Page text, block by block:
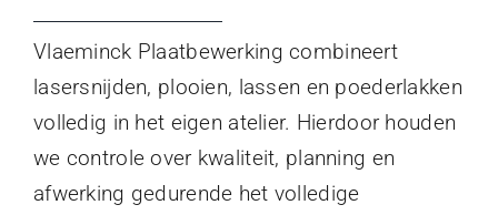
Vlaeminck Plaatbewerking combineert
lasersnijden, plooien, lassen en poederlakken
volledig in het eigen atelier. Hierdoor houden
we controle over kwaliteit, planning en
afwerking gedurende het volledige